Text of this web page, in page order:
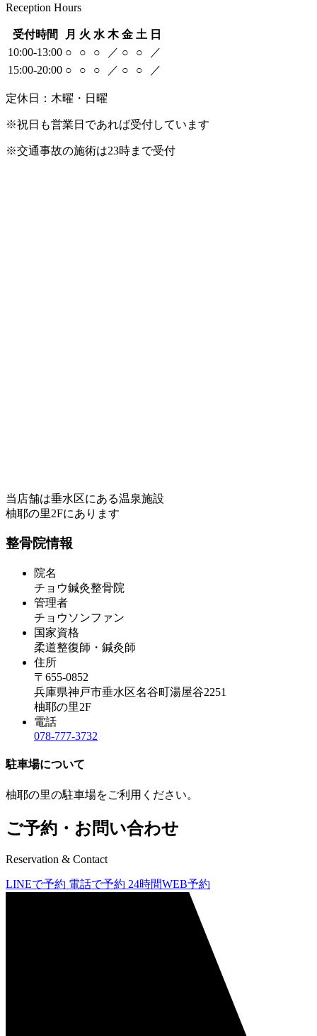
Reception Hours
受付時間 月 火 水 木 金 土 日
10:00-13:00 ○ ○ ○ ／ ○ ○
／
15:00-20:00 ○ ○ ○ ／ ○ ○ ／
定休日：木曜・日曜
※祝日も営業日であれば受付しています
※交通事故の施術は23時まで受付
当店舗は垂水区にある温泉施設
柚耶の里2Fにあります
整骨院情報
院名
チョウ鍼灸整骨院
管理者
チョウソンファン
国家資格
柔道整復師・鍼灸師
住所
〒655-0852
兵庫県神戸市垂水区名谷町湯屋谷2251
柚耶の里2F
電話
078-777-3732
駐車場について
柚耶の里の駐車場をご利用ください。
ご予約・お問い合わせ
Reservation & Contact
LINEで予約 電話で予約 24時間WEB予約